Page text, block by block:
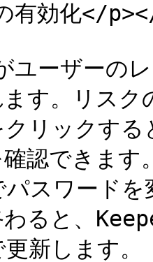
有効化</
ユーザーの
す。リス
クリック
認できま
スワード
ると、
新します。